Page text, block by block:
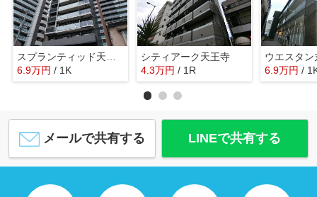
6.9万円 / 1K
シティアーク天王寺
4.3万円 / 1R
ウエスタン
6.9万円 /
メールで共有する LINEで共有する